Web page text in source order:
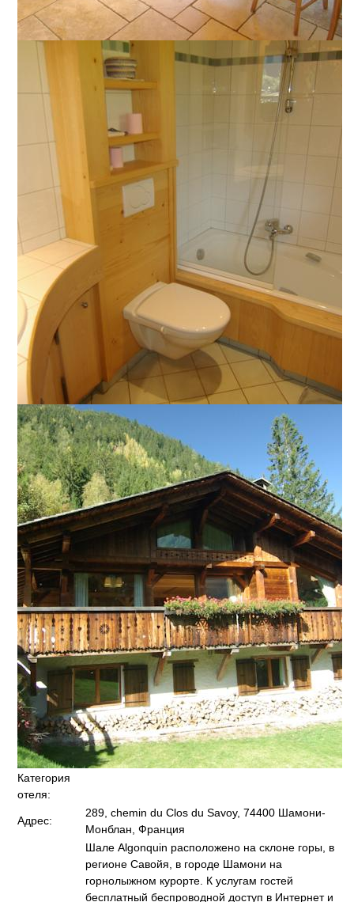
Категория
отеля:
Адрес:
289, chemin du Clos du Savoy, 74400 Шамони-
Монблан, Франция
Шале Algonquin расположено на склоне горы, в
регионе Савойя, в городе Шамони на
горнолыжном курорте. К услугам гостей
бесплатный беспроводной доступ в Интернет и